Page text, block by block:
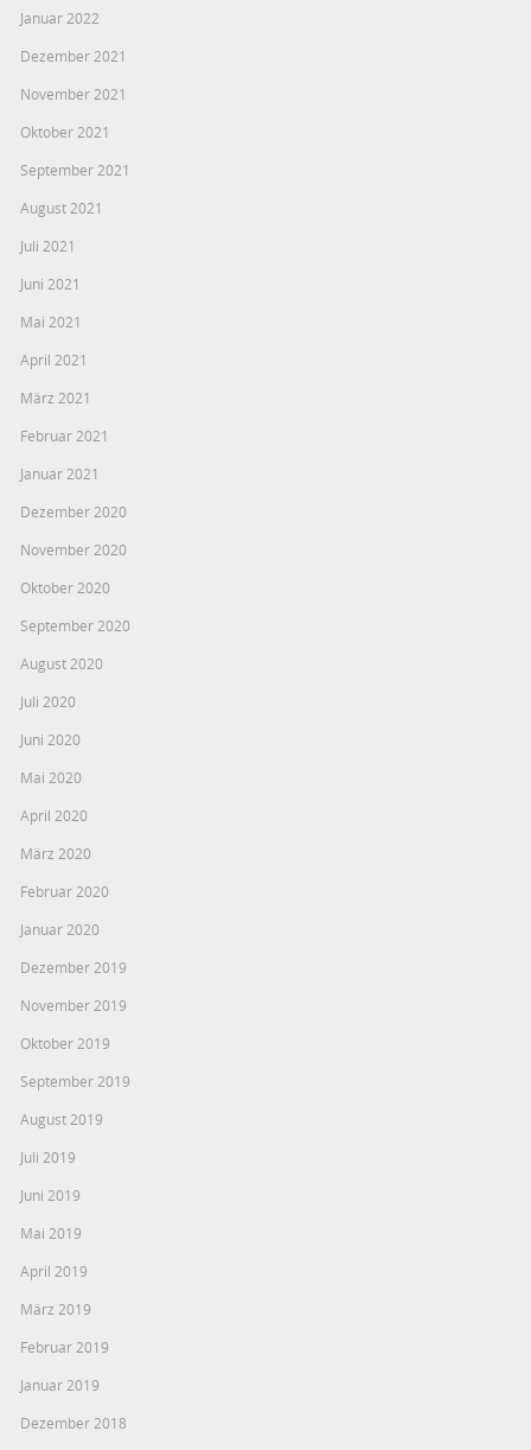
Januar 2022
Dezember 2021
November 2021
Oktober 2021
September 2021
August 2021
Juli 2021
Juni 2021
Mai 2021
April 2021
März 2021
Februar 2021
Januar 2021
Dezember 2020
November 2020
Oktober 2020
September 2020
August 2020
Juli 2020
Juni 2020
Mai 2020
April 2020
März 2020
Februar 2020
Januar 2020
Dezember 2019
November 2019
Oktober 2019
September 2019
August 2019
Juli 2019
Juni 2019
Mai 2019
April 2019
März 2019
Februar 2019
Januar 2019
Dezember 2018